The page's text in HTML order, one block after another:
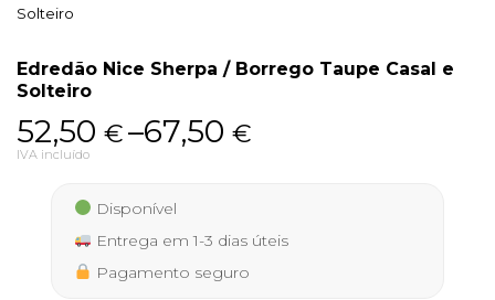
Solteiro
Edredão Nice Sherpa / Borrego Taupe Casal e
Solteiro
52,50 €–67,50€
Price
range:
52,50 €
through
67,50 €
IVA incluído
Disponível
Entrega em 1-3 dias úteis
Pagamento seguro